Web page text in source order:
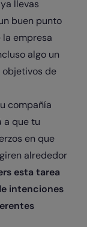
llevas
buen punto
empresa
algo un
de
compañía
a que tu
en que
alrededor
esta tarea
intenciones